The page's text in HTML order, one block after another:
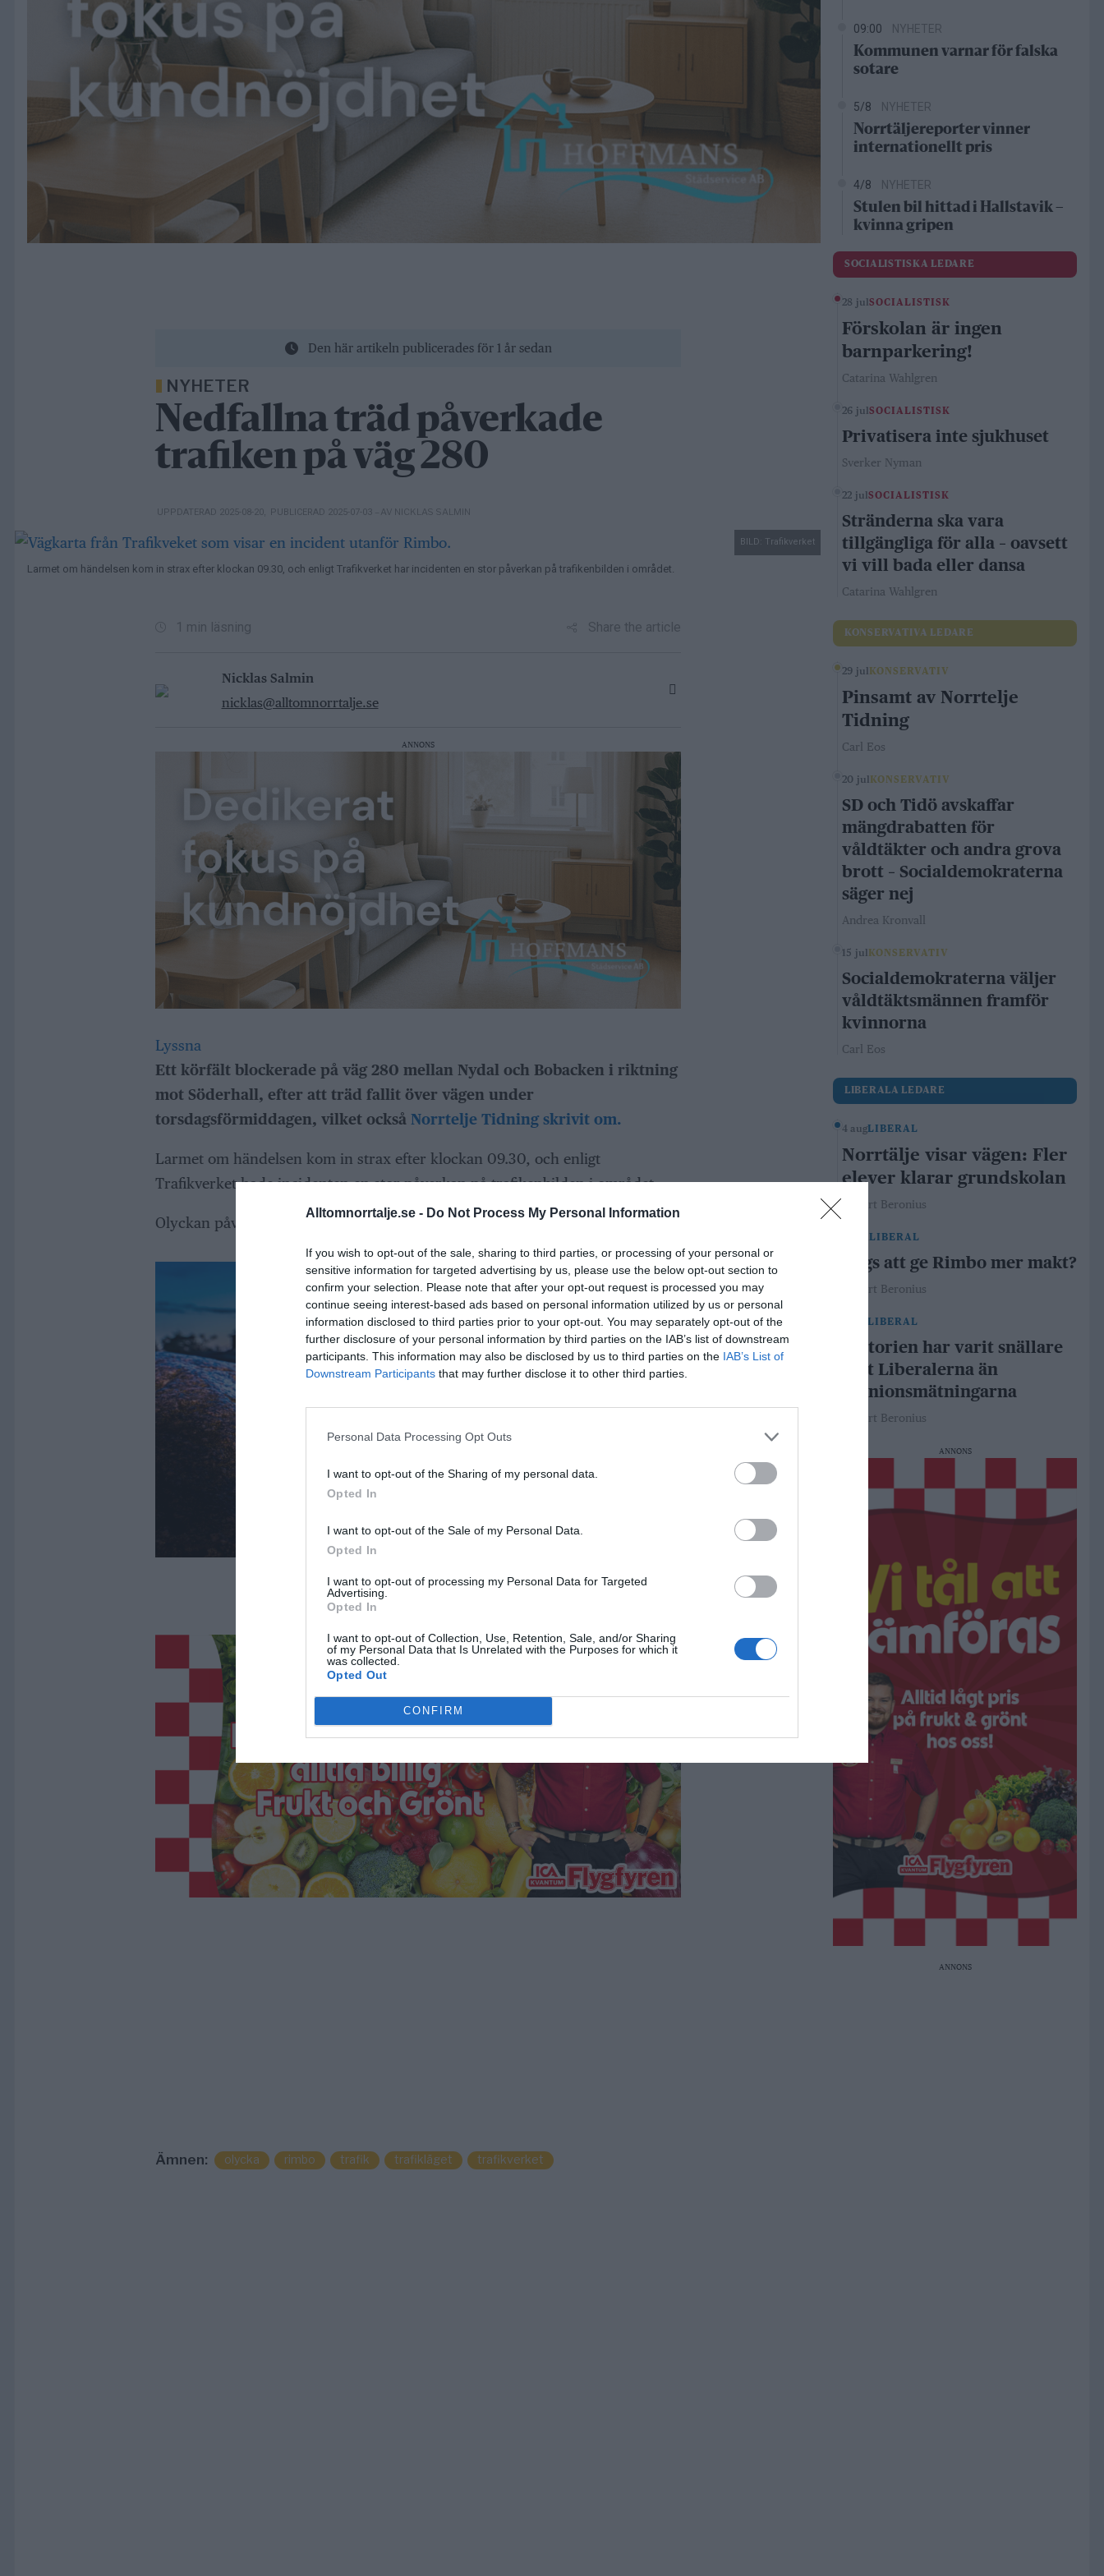
Alltomnorrtalje.se - Do Not Process My Personal Information
If you wish to opt-out of the sale, sharing to third parties, or processing of your personal or
sensitive information for targeted advertising by us, please use the below opt-out section to
confirm your selection. Please note that after your opt-out request is processed you may
continue seeing interest-based ads based on personal information utilized by us or personal
information disclosed to third parties prior to your opt-out. You may separately opt-out of the
further disclosure of your personal information by third parties on the IAB’s list of downstream
participants. This information may also be disclosed by us to third parties on the IAB’s List of
Downstream Participants that may further disclose it to other third parties.
Personal Data Processing Opt Outs
I want to opt-out of the Sharing of my personal data.
Opted In
I want to opt-out of the Sale of my Personal Data.
Opted In
I want to opt-out of processing my Personal Data for Targeted
Advertising.
Opted In
I want to opt-out of Collection, Use, Retention, Sale, and/or Sharing
of my Personal Data that Is Unrelated with the Purposes for which it
was collected.
Opted Out
CONFIRM
Den här artikeln publicerades för 1 år sedan
NYHETER
Nedfallna träd påverkade
trafiken på väg 280
UPPDATERAD 2025-08-20, PUBLICERAD 2025-07-03 – AV NICKLAS SALMIN
BILD: Trafikverket
Larmet om händelsen kom in strax efter klockan 09.30, och enligt Trafikverket har incidenten en stor påverkan på trafikenbilden i området.
1 min läsning Share the article
Nicklas Salmin
nicklas@alltomnorrtalje.se
ANNONS
Lyssna
Ett körfält blockerade på väg 280 mellan Nydal och Bobacken i riktning
mot Söderhall, efter att träd fallit över vägen under
torsdagsförmiddagen, vilket också Norrtelje Tidning skrivit om.
Larmet om händelsen kom in strax efter klockan 09.30, och enligt
Trafikverket hade incidenten en stor påverkan på trafikenbilden i området.
Olyckan påverkade trafikbilden till och med cirka 11.30 på torsdagen.
ANNONS
Ämnen: olycka rimbo trafik trafikläget trafikverket
09:00 NYHETER
Kommunen varnar för falska
sotare
5/8 NYHETER
Norrtäljereporter vinner
internationellt pris
4/8 NYHETER
Stulen bil hittad i Hallstavik –
kvinna gripen
SOCIALISTISKA LEDARE
28 julSOCIALISTISK
Förskolan är ingen
barnparkering!
Catarina Wahlgren
26 julSOCIALISTISK
Privatisera inte sjukhuset
Sverker Nyman
22 julSOCIALISTISK
Stränderna ska vara
tillgängliga för alla – oavsett
vi vill bada eller dansa
Catarina Wahlgren
KONSERVATIVA LEDARE
29 jul KONSERVATIV
Pinsamt av Norrtelje
Tidning
Carl Eos
20 jul KONSERVATIV
SD och Tidö avskaffar
mängdrabatten för
våldtäkter och andra grova
brott – Socialdemokraterna
säger nej
Andrea Kronvall
15 jul KONSERVATIV
Socialdemokraterna väljer
våldtäktsmännen framför
kvinnorna
Carl Eos
LIBERALA LEDARE
4 augLIBERAL
Norrtälje visar vägen: Fler
elever klarar grundskolan
Robert Beronius
29 julLIBERAL
Dags att ge Rimbo mer makt?
Robert Beronius
LIBERAL
Historien har varit snällare
mot Liberalerna än
opinionsmätningarna
Robert Beronius
ANNONS
ANNONS